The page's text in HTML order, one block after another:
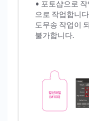
• 포토샵으로
으로 작업합니
도무송 작업이
불가합니다.